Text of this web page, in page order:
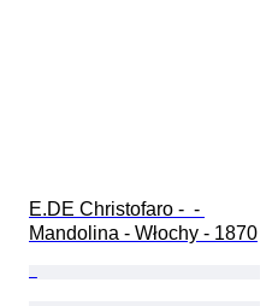
E.DE Christofaro -  -
Mandolina - Włochy - 1870